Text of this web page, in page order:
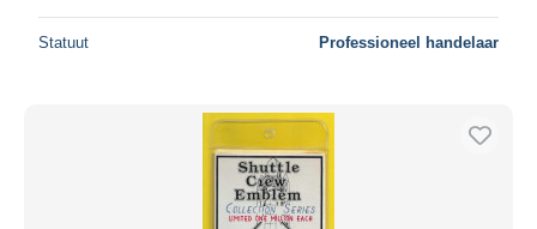
Statuut Professioneel handelaar